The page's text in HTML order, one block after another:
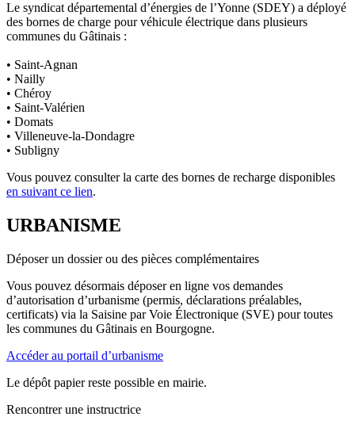
Le syndicat départemental d’énergies de l’Yonne (SDEY) a déployé
des bornes de charge pour véhicule électrique dans plusieurs
communes du Gâtinais :
• Saint-Agnan
• Nailly
• Chéroy
• Saint-Valérien
• Domats
• Villeneuve-la-Dondagre
• Subligny
Vous pouvez consulter la carte des bornes de recharge disponibles
en suivant ce lien.
URBANISME
Déposer un dossier ou des pièces complémentaires
Vous pouvez désormais déposer en ligne vos demandes
d’autorisation d’urbanisme (permis, déclarations préalables,
certificats) via la Saisine par Voie Électronique (SVE) pour toutes
les communes du Gâtinais en Bourgogne.
Accéder au portail d’urbanisme
Le dépôt papier reste possible en mairie.
Rencontrer une instructrice